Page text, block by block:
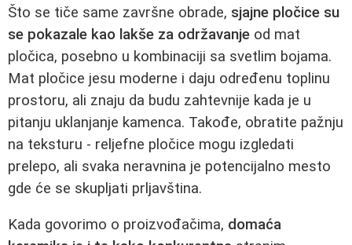
Što se tiče same završne obrade, sjajne pločice su
se pokazale kao lakše za održavanje od mat
pločica, posebno u kombinaciji sa svetlim bojama.
Mat pločice jesu moderne i daju određenu toplinu
prostoru, ali znaju da budu zahtevnije kada je u
pitanju uklanjanje kamenca. Takođe, obratite pažnju
na teksturu - reljefne pločice mogu izgledati
prelepo, ali svaka neravnina je potencijalno mesto
gde će se skupljati prljavština.
Kada govorimo o proizvođačima, domaća